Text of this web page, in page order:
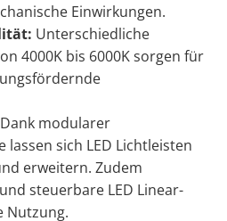
Einwirkungen.
Unterschiedliche
4000K bis 6000K sorgen für
Dank modularer
sich LED Lichtleisten
erweitern. Zudem
steuerbare LED Linear-
Nutzung.